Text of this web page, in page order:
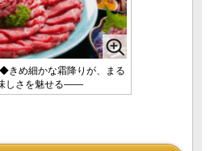
め細かな霜降りが、まる
しさを魅せる――